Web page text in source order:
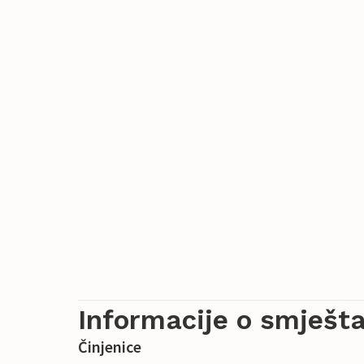
Informacije o
Činjenice